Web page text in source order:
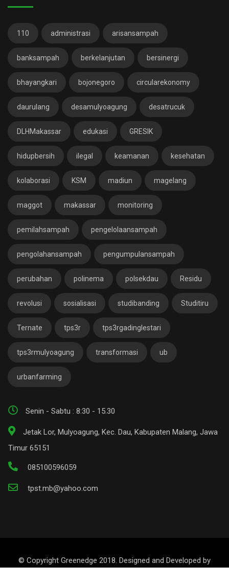
110 administrasi arisansampah
banksampah berkelanjutan bersinergi
bhayangkari bojonegoro circularekonomy
daurulang desamulyoagung desatrucuk
DLHMakassar edukasi GRESIK
hidupbersih ilegal keamanan kesehatan
kolaborasi KSM madiun magelang
maggot makassar monitoring
pemilahsampah pengelolaansampah
pengolahansampah pengumpulansampah
perubahan polinema polsekdau Residu
revolusi sosialisasi studibanding Studitiru
Ternate tps3r tps3rgadinglestari
tps3rmulyoagung transformasi ub
urbanfarming
Senin - Sabtu : 8:30 - 15.30
Jetak Lor, Mulyoagung, Kec. Dau, Kabupaten Malang, Jawa
Timur 65151
085100596059
tpst.mb@yahoo.com
© Copyright Greenedge 2018. Designed and Developed by